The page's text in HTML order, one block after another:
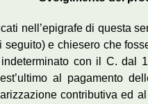
nell’epigrafe di questa
seguito) e chiesero che
con il C. dal
al pagamento
contributiva ed